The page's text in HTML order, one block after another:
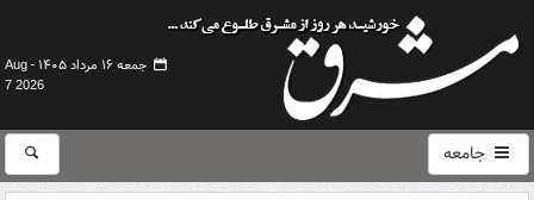
جمعه ۱۶ مرداد ۱۴۰۵ -
Aug
7 2026
جامعه